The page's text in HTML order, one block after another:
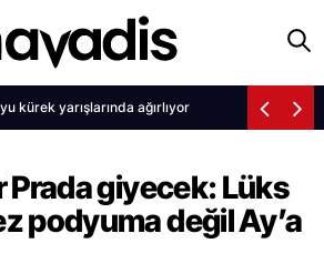
kürek yarışlarında ağırlıyor
giyecek: Lüks
podyuma değil Ay’a